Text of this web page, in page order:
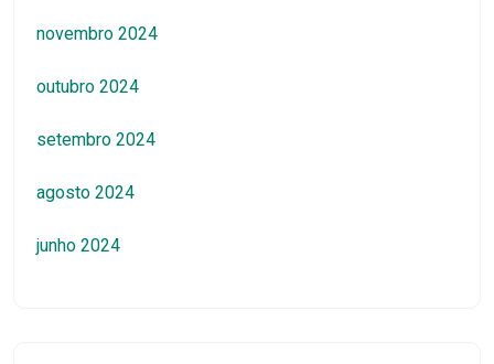
novembro 2024
outubro 2024
setembro 2024
agosto 2024
junho 2024